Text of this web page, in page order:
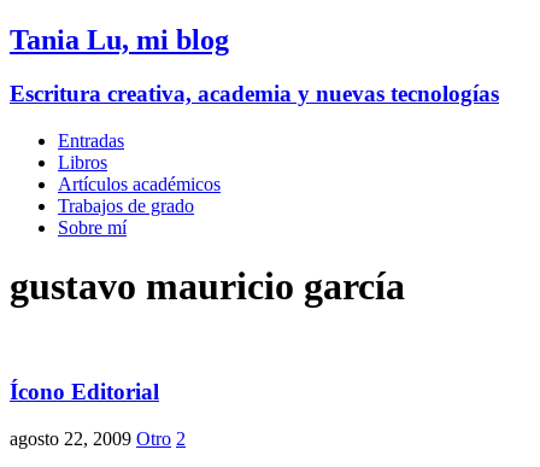
Tania Lu, mi blog
Escritura creativa, academia y nuevas tecnologías
Entradas
Libros
Artículos académicos
Trabajos de grado
Sobre mí
gustavo mauricio garcía
Ícono Editorial
agosto 22, 2009 Otro 2